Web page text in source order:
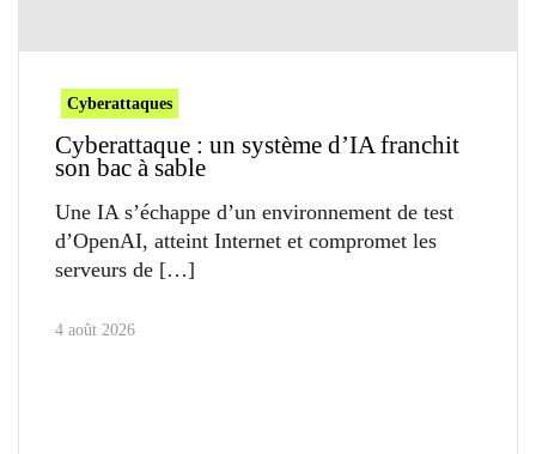
Cyberattaques
Cyberattaque : un système d’IA franchit
son bac à sable
Une IA s’échappe d’un environnement de test
d’OpenAI, atteint Internet et compromet les
serveurs de
4 août 2026